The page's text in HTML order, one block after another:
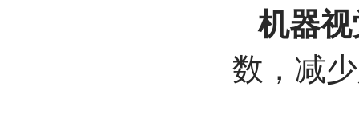
机器
数，减